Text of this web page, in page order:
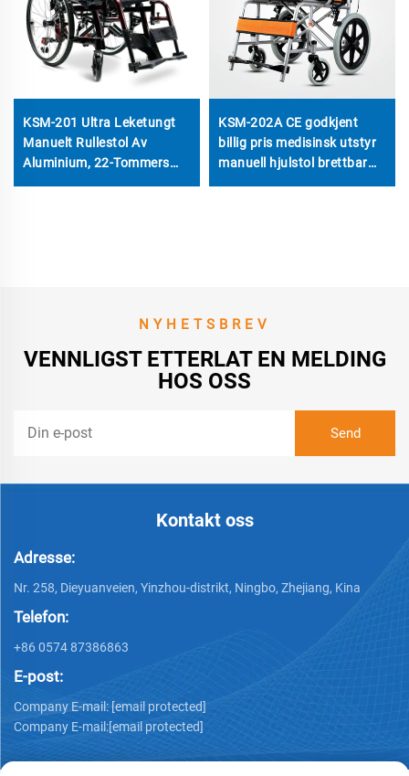
KSM-201 Ultra Leketungt
Manuelt Rullestol Av
Aluminium, 22-Tommers
Faste Dæk, Hurtig-Fold
KSM-202A CE godkjent
billig pris medisinsk utstyr
manuell hjulstol brettbar
hjulstol for
NYHETSBREV
VENNLIGST ETTERLAT EN MELDING
HOS OSS
Kontakt oss
Adresse:
Nr. 258, Dieyuanveien, Yinzhou-distrikt, Ningbo, Zhejiang, Kina
Telefon:
+86 0574 87386863
E-post:
Company E-mail:[email protected]
Company E-mail:[email protected]